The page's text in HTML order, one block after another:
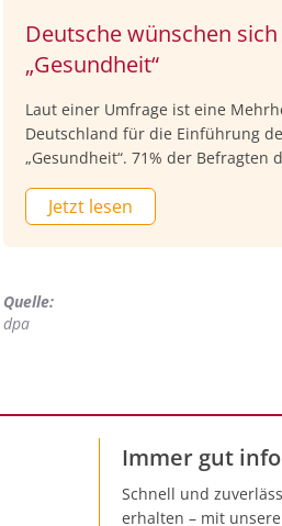
Deutsche wünschen
„Gesundheit“
Laut einer Umfrage ist eine
Deutschland für die Einführung
„Gesundheit“. 71% der Befragten
Merkur gaben an, dass es das
„um von klein auf zu lernen,
Jetzt lesen
Quelle:
dpa
Immer gut
Schnell und
erhalten – mit